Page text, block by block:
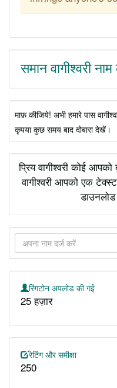
समान वागीश्वरी
माफ़ कीजिये! अभी हमारे पास
कृपया कुछ समय बाद दोबारा देखें।
प्रिय वागीश्वरी कोई
वागीश्वरी आपको एक
रिंगटोन अपलोड की गई
25 हज़ार
रेटिंग और समीक्षा
250